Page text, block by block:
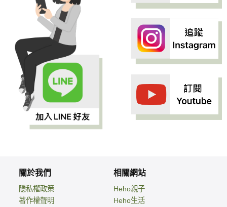
關於我們
隱私權政策
著作權聲明
相關網站
Heho親子
Heho生活